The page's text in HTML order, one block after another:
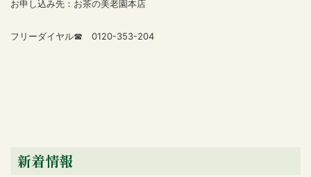
お申し込み先：お茶の美老園本店
フリーダイヤル☎ 0120-353-204
新着情報